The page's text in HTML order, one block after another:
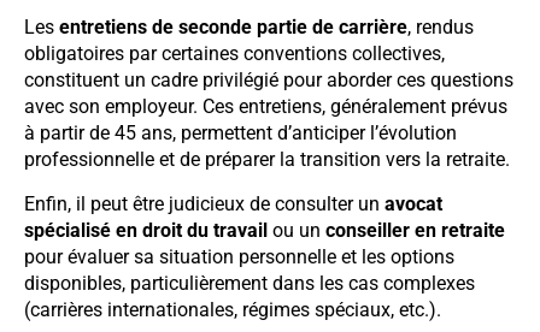
Les entretiens de seconde partie de carrière, rendus
obligatoires par certaines conventions collectives,
constituent un cadre privilégié pour aborder ces questions
avec son employeur. Ces entretiens, généralement prévus
à partir de 45 ans, permettent d’anticiper l’évolution
professionnelle et de préparer la transition vers la retraite.
Enfin, il peut être judicieux de consulter un avocat
spécialisé en droit du travail ou un conseiller en retraite
pour évaluer sa situation personnelle et les options
disponibles, particulièrement dans les cas complexes
(carrières internationales, régimes spéciaux, etc.).